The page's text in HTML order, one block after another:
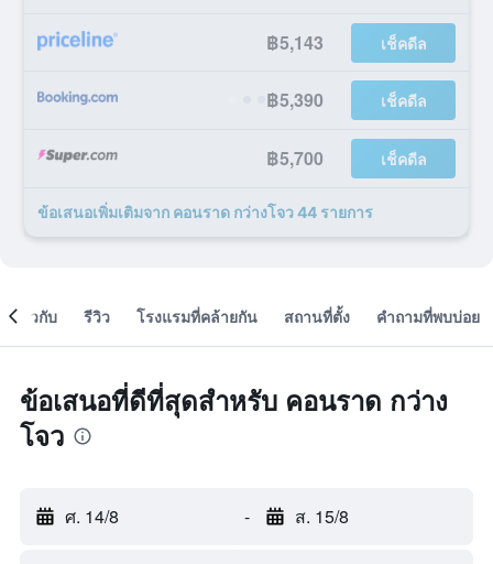
฿5,143 เช็คดีล
฿5,390 เช็คดีล
฿5,700 เช็คดีล
ข้อเสนอเพิ่มเติมจาก คอนราด กว่างโจว 44 รายการ
เกี่ยวกับ รีวิว โรงแรมที่คล้ายกัน สถานที่ตั้ง คำถามที่พบบ่อย
ข้อเสนอที่ดีที่สุดสำหรับ คอนราด กว่าง
โจว
ศ. 14/8 - ส. 15/8